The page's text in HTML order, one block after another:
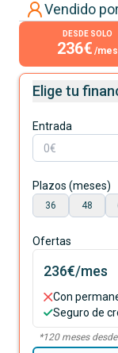
Vendido
DESDE SOLO
236€ /mes
Elige tu
Entrada
Plazos (meses)
36 48
Ofertas
236€/mes
Con
Seguro de
*120meses desde